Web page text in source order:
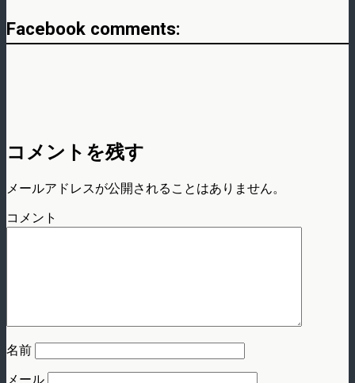
Facebook comments:
コメントを残す
メールアドレスが公開されることはありません。
コメント
名前
メール